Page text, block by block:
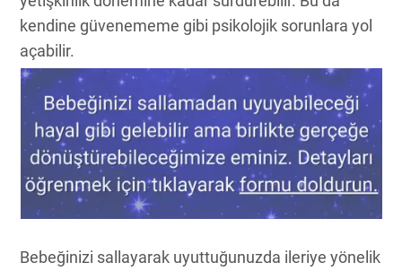
kendine güvenememe gibi psikolojik sorunlara yol
açabilir.
Bebeğinizi sallayarak uyuttuğunuzda ileriye yönelik